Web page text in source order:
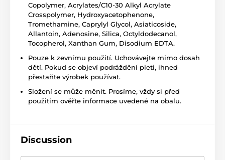
Copolymer, Acrylates/C10-30 Alkyl Acrylate
Crosspolymer, Hydroxyacetophenone,
Tromethamine, Caprylyl Glycol, Asiaticoside,
Allantoin, Adenosine, Silica, Octyldodecanol,
Tocopherol, Xanthan Gum, Disodium EDTA.
Pouze k zevnímu použití. Uchovávejte mimo dosah
dětí. Pokud se objeví podráždění pleti, ihned
přestaňte výrobek používat.
Složení se může měnit. Prosíme, vždy si před
použitím ověřte informace uvedené na obalu.
Discussion